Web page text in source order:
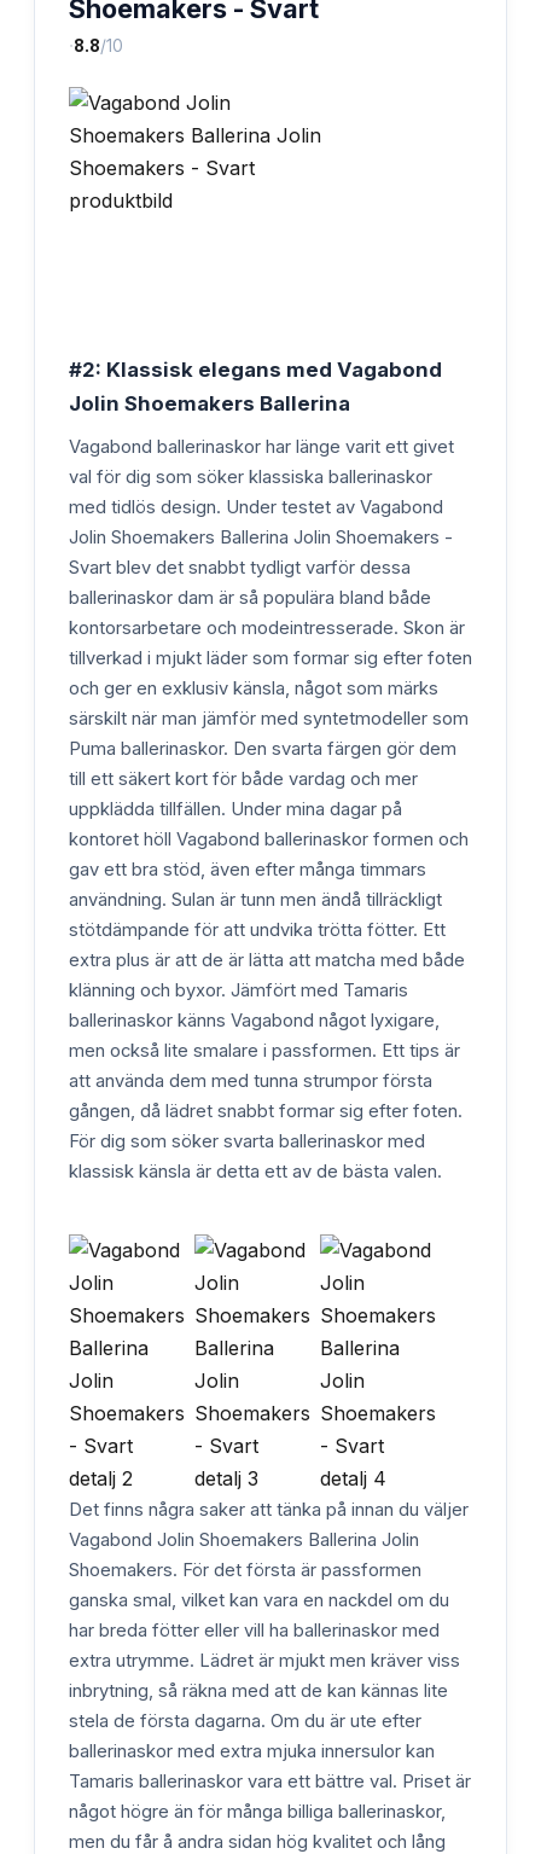
Shoemakers - Svart
·8.8/10
#2: Klassisk elegans med Vagabond
Jolin Shoemakers Ballerina
Vagabond ballerinaskor har länge varit ett givet
val för dig som söker klassiska ballerinaskor
med tidlös design. Under testet av Vagabond
Jolin Shoemakers Ballerina Jolin Shoemakers -
Svart blev det snabbt tydligt varför dessa
ballerinaskor dam är så populära bland både
kontorsarbetare och modeintresserade. Skon är
tillverkad i mjukt läder som formar sig efter foten
och ger en exklusiv känsla, något som märks
särskilt när man jämför med syntetmodeller som
Puma ballerinaskor. Den svarta färgen gör dem
till ett säkert kort för både vardag och mer
uppklädda tillfällen. Under mina dagar på
kontoret höll Vagabond ballerinaskor formen och
gav ett bra stöd, även efter många timmars
användning. Sulan är tunn men ändå tillräckligt
stötdämpande för att undvika trötta fötter. Ett
extra plus är att de är lätta att matcha med både
klänning och byxor. Jämfört med Tamaris
ballerinaskor känns Vagabond något lyxigare,
men också lite smalare i passformen. Ett tips är
att använda dem med tunna strumpor första
gången, då lädret snabbt formar sig efter foten.
För dig som söker svarta ballerinaskor med
klassisk känsla är detta ett av de bästa valen.
Det finns några saker att tänka på innan du väljer
Vagabond Jolin Shoemakers Ballerina Jolin
Shoemakers. För det första är passformen
ganska smal, vilket kan vara en nackdel om du
har breda fötter eller vill ha ballerinaskor med
extra utrymme. Lädret är mjukt men kräver viss
inbrytning, så räkna med att de kan kännas lite
stela de första dagarna. Om du är ute efter
ballerinaskor med extra mjuka innersulor kan
Tamaris ballerinaskor vara ett bättre val. Priset är
något högre än för många billiga ballerinaskor,
men du får å andra sidan hög kvalitet och lång